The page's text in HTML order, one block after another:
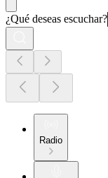
¿Qué deseas escuchar?
Radio